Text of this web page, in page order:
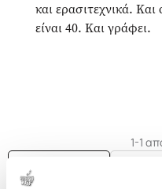
και ερασιτεχνικά.
είναι 40. Και γράφει.
1-1